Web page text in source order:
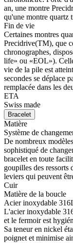
an, une montre
qu'une montre quartz
Fin de vie
Certaines montres
Precidrive(TM), que
chronographes,
life» ou «EOL»).
vie de la pile est
secondes se déplace
remplacée dans les
ETA
Swiss made
Bracelet
Matière
Système de
De nombreux
sophistiqué de
bracelet en toute
goupilles des ressorts
leviers qui peuvent
Cuir
Matière de la boucle
Acier inoxydable
L'acier inoxydable
et le fermoir est
Sa teneur en nickel
poignet et minimise